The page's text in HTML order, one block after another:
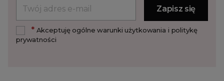
*Akceptuję ogólne warunki użytkowania i politykę
prywatności